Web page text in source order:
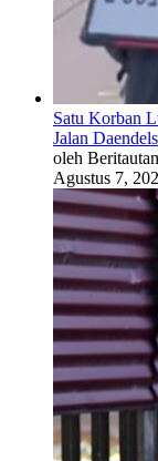
Satu Korban
Jalan Daendels
oleh
Agustus 7,